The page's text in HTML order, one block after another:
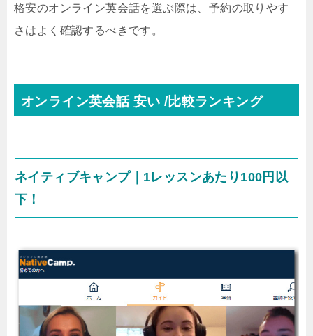
格安のオンライン英会話を選ぶ際は、予約の取りやす
さはよく確認するべきです。
オンライン英会話 安い /比較ランキング
ネイティブキャンプ｜1レッスンあたり100円以
下！